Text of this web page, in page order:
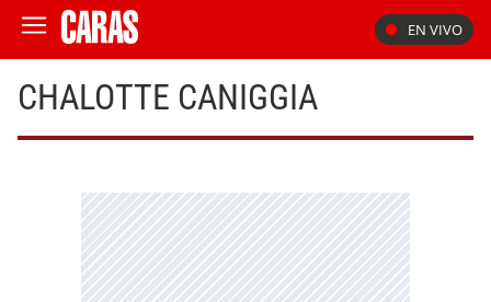
EN VIVO
CHALOTTE CANIGGIA